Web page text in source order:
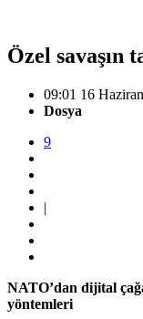
Özel savaşın
09:01 16
Dosya
9
|
NATO’dan dijital
yöntemleri